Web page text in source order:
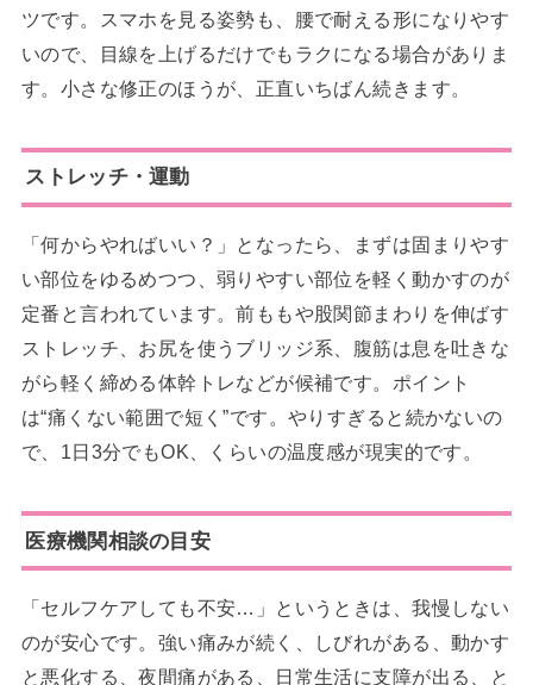
ツです。スマホを見る姿勢も、腰で耐える形になりやす
いので、目線を上げるだけでもラクになる場合がありま
す。小さな修正のほうが、正直いちばん続きます。
ストレッチ・運動
「何からやればいい？」となったら、まずは固まりやす
い部位をゆるめつつ、弱りやすい部位を軽く動かすのが
定番と言われています。前ももや股関節まわりを伸ばす
ストレッチ、お尻を使うブリッジ系、腹筋は息を吐きな
がら軽く締める体幹トレなどが候補です。ポイント
は“痛くない範囲で短く”です。やりすぎると続かないの
で、1日3分でもOK、くらいの温度感が現実的です。
医療機関相談の目安
「セルフケアしても不安…」というときは、我慢しない
のが安心です。強い痛みが続く、しびれがある、動かす
と悪化する、夜間痛がある、日常生活に支障が出る、と